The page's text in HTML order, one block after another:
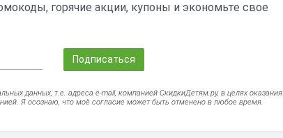
горячие акции, купоны и экономьте свое
Подписаться
данных, т.е. адреса e-mail, компанией СкидкиДетям.ру, в целях оказания
Я осознаю, что моё согласие может быть отменено в любое время.